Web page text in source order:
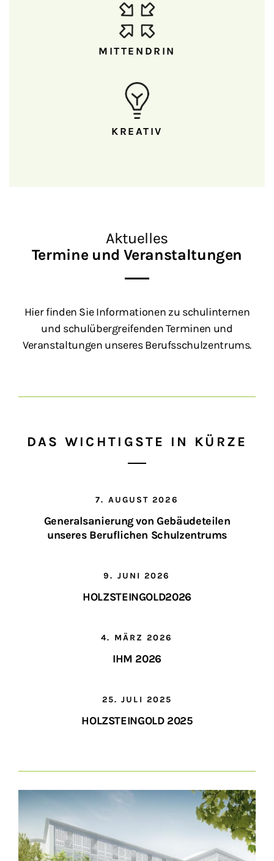
MITTENDRIN
KREATIV
Aktuelles
Termine und Veranstaltungen
Hier finden Sie Informationen zu schulinternen
und schulübergreifenden Terminen und
Veranstaltungen unseres Berufsschulzentrums.
DAS WICHTIGSTE IN KÜRZE
7. AUGUST 2026
Generalsanierung von Gebäudeteilen
unseres Beruflichen Schulzentrums
9. JUNI 2026
HOLZSTEINGOLD2026
4. MÄRZ 2026
IHM 2026
25. JULI 2025
HOLZSTEINGOLD 2025